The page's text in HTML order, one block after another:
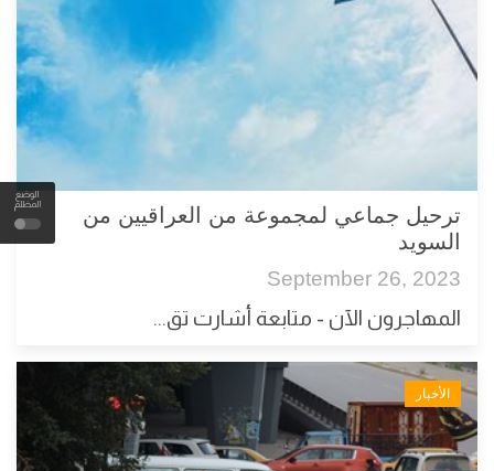
الوضع
المظلم
ترحيل جماعي لمجموعة من العراقيين من
السويد
September 26, 2023
المهاجرون الآن - متابعة أشارت تق...
الأخبار